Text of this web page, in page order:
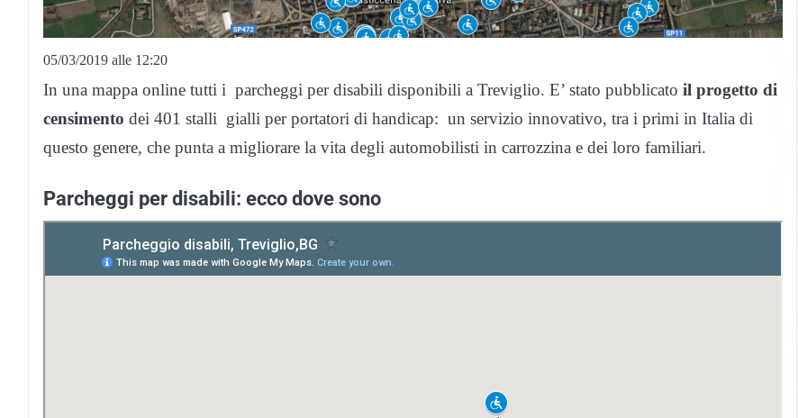
05/03/2019 alle 12:20
In una mappa online tutti i parcheggi per disabili disponibili a Treviglio. E’ stato pubblicato il progetto di
censimento dei 401 stalli gialli per portatori di handicap: un servizio innovativo, tra i primi in Italia di
questo genere, che punta a migliorare la vita degli automobilisti in carrozzina e dei loro familiari.
Parcheggi per disabili: ecco dove sono